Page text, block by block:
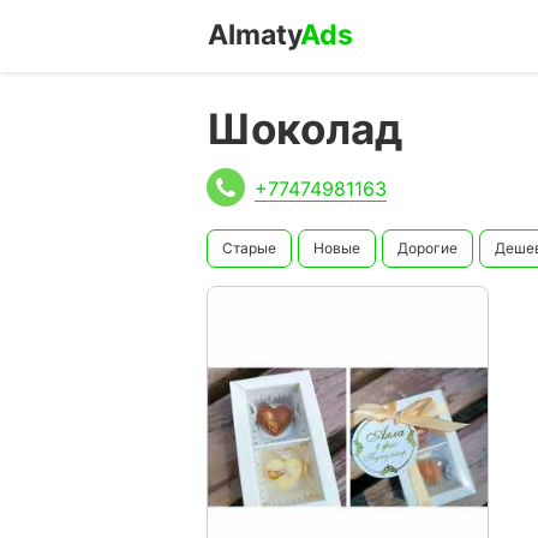
AlmatyAds
Шоколад
+77474981163
Старые Новые Дорогие